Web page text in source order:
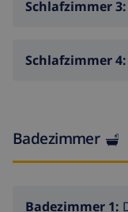
Schlafzimmer 3:
Schlafzimmer 4:
Badezimmer
Badezimmer 1: